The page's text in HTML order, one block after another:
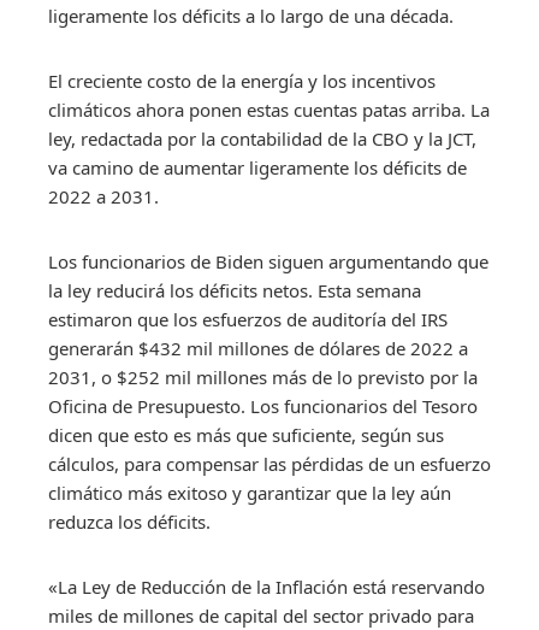
ligeramente los déficits a lo largo de una década.
El creciente costo de la energía y los incentivos
climáticos ahora ponen estas cuentas patas arriba. La
ley, redactada por la contabilidad de la CBO y la JCT,
va camino de aumentar ligeramente los déficits de
2022 a 2031.
Los funcionarios de Biden siguen argumentando que
la ley reducirá los déficits netos. Esta semana
estimaron que los esfuerzos de auditoría del IRS
generarán $432 mil millones de dólares de 2022 a
2031, o $252 mil millones más de lo previsto por la
Oficina de Presupuesto. Los funcionarios del Tesoro
dicen que esto es más que suficiente, según sus
cálculos, para compensar las pérdidas de un esfuerzo
climático más exitoso y garantizar que la ley aún
reduzca los déficits.
«La Ley de Reducción de la Inflación está reservando
miles de millones de capital del sector privado para